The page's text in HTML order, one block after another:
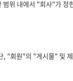
위 내에서 "회사"가 정
회원"의 "게시물" 및